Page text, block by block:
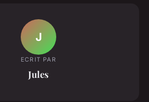
J
ECRIT PAR
Jules